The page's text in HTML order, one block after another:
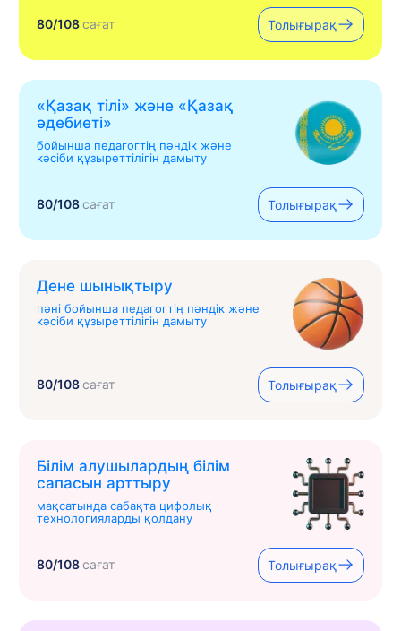
80/108сағат Толығырақ
«Қазақ тілі» жəне «Қазақ
əдебиеті»
бойынша педагогтің пәндік және
кәсіби құзыреттілігін дамыту
80/108сағат Толығырақ
Дене шынықтыру
пәні бойынша педагогтің пәндік және
кәсіби құзыреттілігін дамыту
80/108сағат Толығырақ
Білім алушылардың білім
сапасын арттыру
мақсатында сабақта цифрлық
технологияларды қолдану
80/108сағат Толығырақ